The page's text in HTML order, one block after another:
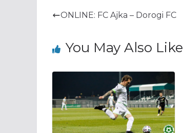
ONLINE: FC Ajka – Dorogi FC
You May Also Like